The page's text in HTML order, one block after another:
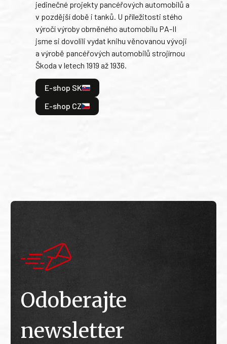
jedinečné projekty pancéřových automobilů a
v pozdější době i tanků. U příležitosti stého
výročí výroby obrněného automobilu PA-II
jsme si dovolili vydat knihu věnovanou vývoji
a výrobě pancéřových automobilů strojírnou
Škoda v letech 1919 až 1936.
E-shop SK
E-shop CZ
Odoberajte
newsletter